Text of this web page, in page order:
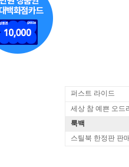
퍼스트 라이드
세상 참 예쁜 오드
룩백
스틸북 한정판 판